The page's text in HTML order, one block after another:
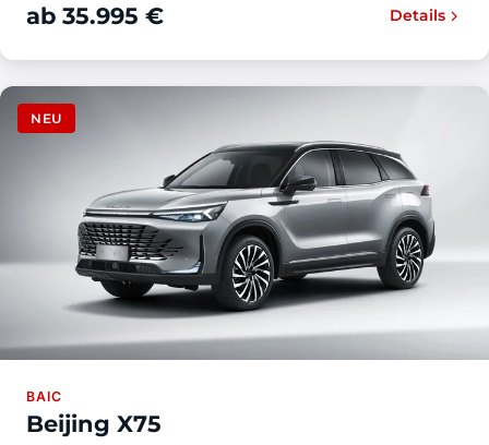
ab 35.995 € Details
NEU
BAIC
Beijing X75